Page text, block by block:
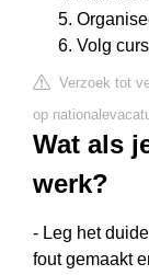
Volg
Verzoek tot
op
Wat als
werk?
- Leg het
fout gemaakt